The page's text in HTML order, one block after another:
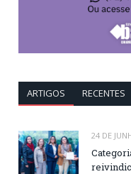
ARTIGOS RECENTES
24 DE